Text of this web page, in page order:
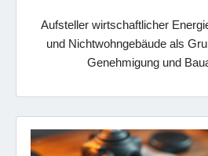
Aufsteller wirtschaftlicher
und Nichtwohngebäude als
Genehmigung und